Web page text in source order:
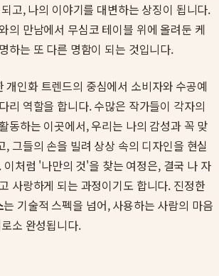
고, 나의 이야기를 대변하는 상징이 됩니다.
의 만남에서 무심코 테이블 위에 올려둔 케
하는 또 다른 명함이 되는 것입니다.
개인화 트렌드의 중심에서 소비자와 수공예
리 역할을 합니다. 수많은 작가들이 각자의
동하는 이곳에서, 우리는 나의 감성과 꼭 맞
, 그들의 손을 빌려 상상 속의 디자인을 현실
이처럼 '나만의 것'을 찾는 여정은, 결국 나 자
사랑하게 되는 과정이기도 합니다. 진정한
는 기술적 스펙을 넘어, 사용하는 사람의 마음
소 완성됩니다.